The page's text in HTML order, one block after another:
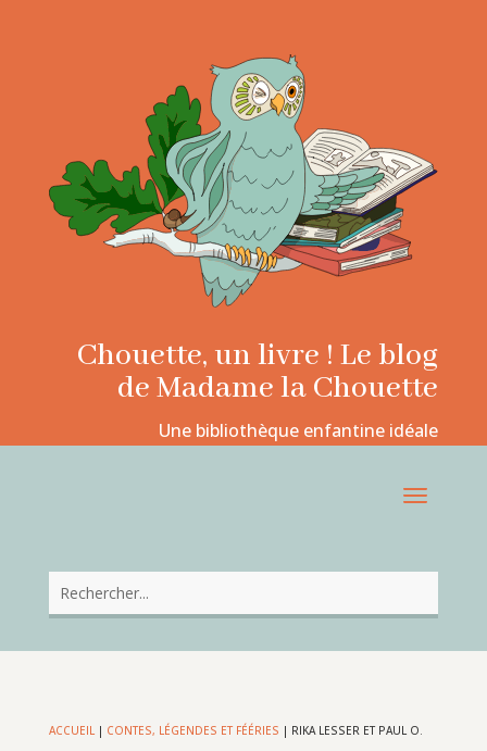
Chouette, un livre ! Le blog
de Madame la Chouette
Une bibliothèque enfantine idéale
ACCUEIL| CONTES, LÉGENDES ET FÉÉRIES | RIKA LESSER ET PAUL O.